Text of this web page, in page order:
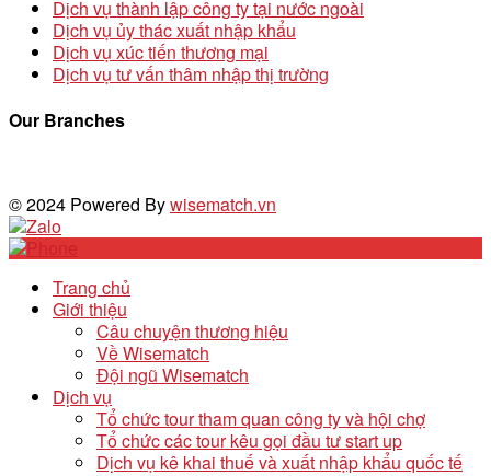
Dịch vụ thành lập công ty tại nước ngoài
Dịch vụ ủy thác xuất nhập khẩu
Dịch vụ xúc tiến thương mại
Dịch vụ tư vấn thâm nhập thị trường
Our Branches
© 2024 Powered Bywisematch.vn
Trang chủ
Giới thiệu
Câu chuyện thương hiệu
Về Wisematch
Đội ngũ Wisematch
Dịch vụ
Tổ chức tour tham quan công ty và hội chợ
Tổ chức các tour kêu gọi đầu tư start up
Dịch vụ kê khai thuế và xuất nhập khẩu quốc tế